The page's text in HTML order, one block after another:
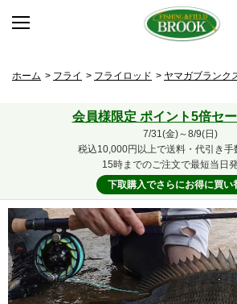
ホーム > フライ > フライロッド > ヤマガブランク
会員様限定 ポイント5倍セー
7/31(金)～8/9(日)
税込10,000円以上で送料・代引き手
15時までのご注文で最短当日
下取購入でさらにお得に買い